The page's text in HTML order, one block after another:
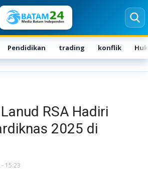
Pendidikan trading konflik
Register
RSA Hadiri
2025 di
15:23